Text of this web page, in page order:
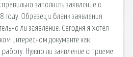
заполнить заявление о
году. Образец и бланк заявления
ли заявление. Сегодня я хотел
интересном документе как
Нужно ли заявление о приеме